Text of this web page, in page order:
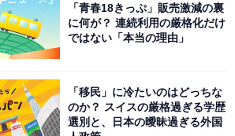
「青春18きっぷ」販売激減の裏
に何が？ 連続利用の厳格化だけ
ではない「本当の理由」
「移民」に冷たいのはどっちな
のか？ スイスの厳格過ぎる学歴
選別と、日本の曖昧過ぎる外国